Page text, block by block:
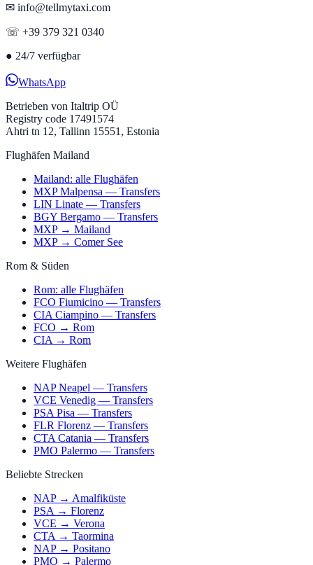
✉ info@tellmytaxi.com
☏ +39 379 321 0340
● 24/7 verfügbar
WhatsApp
Betrieben von Italtrip OÜ
Registry code 17491574
Ahtri tn 12, Tallinn 15551, Estonia
Flughäfen Mailand
Mailand: alle Flughäfen
MXP Malpensa — Transfers
LIN Linate — Transfers
BGY Bergamo — Transfers
MXP → Mailand
MXP → Comer See
Rom & Süden
Rom: alle Flughäfen
FCO Fiumicino — Transfers
CIA Ciampino — Transfers
FCO → Rom
CIA → Rom
Weitere Flughäfen
NAP Neapel — Transfers
VCE Venedig — Transfers
PSA Pisa — Transfers
FLR Florenz — Transfers
CTA Catania — Transfers
PMO Palermo — Transfers
Beliebte Strecken
NAP → Amalfiküste
PSA → Florenz
VCE → Verona
CTA → Taormina
NAP → Positano
PMO → Palermo